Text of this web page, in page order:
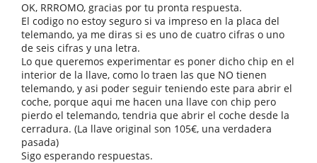
OK, RRROMO, gracias por tu pronta respuesta.
El codigo no estoy seguro si va impreso en la placa del
telemando, ya me diras si es uno de cuatro cifras o uno
de seis cifras y una letra.
Lo que queremos experimentar es poner dicho chip en el
interior de la llave, como lo traen las que NO tienen
telemando, y asi poder seguir teniendo este para abrir el
coche, porque aqui me hacen una llave con chip pero
pierdo el telemando, tendria que abrir el coche desde la
cerradura. (La llave original son 105€, una verdadera
pasada)
Sigo esperando respuestas.